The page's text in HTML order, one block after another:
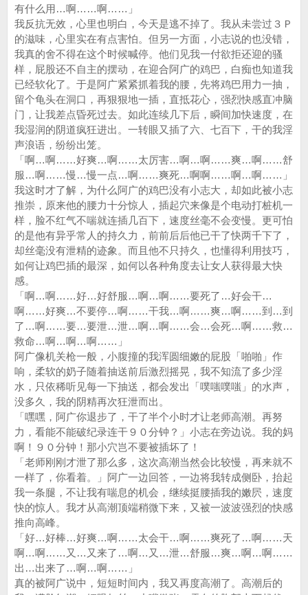
有什么用…啊……啊……」
我反抗无效，心里也明白，今天是逃不掉了。我从未尝过３Ｐ
的滋味，心里实在有点害怕。但另一方面，小志说的也没错，
我真的舍不得在这个时候喊停。他们见我一付欲拒还迎的骚
样，屁股还不自主的摆动，在迎合阿广的鸡巴，白痴也知道我
已经软化了。于是阿广紧紧抓着我的腰，先将鸡巴用力一抽，
留个龟头在洞口，再狠狠地一插，直抵花心，强烈快感直冲脑
门，让我差点昏死过去。如此连续几下后，瞬间加快速度，在
我湿润的阴道疯狂进出。一转眼又插了六、七百下，干的我淫
声浪语，纷纷出笼。
「啊…啊……好爽…啊……太厉害…啊…啊……爽…啊……舒
服…啊……慢…慢一点…啊……爽死…啊啊……啊…啊……」
我这时才了解，为什么阿广的鸡巴没有小志大，却如此被小志
推崇，原来他的腰力十分惊人，插起穴来像是个电动打桩机一
样，脸不红气不喘就连插几百下，速度丝毫不会变慢。更可怕
的是他有异乎常人的持久力，前前后后他已干了快两千下了，
却丝毫没有泄精的迹象。而且他不只持久，也懂得利用技巧，
如何让鸡巴插的最深，如何以各种角度去让女人获得最大快
感。
「啊…啊……好…好舒服…啊…啊……要死了…好会干…
啊……好爽…不要停…啊……干我…啊……爽…啊……到…到
了…啊……要…要泄…泄…啊…啊……会…会死…啊……救…
救命…啊…啊…啊……」
阿广像机关枪一般，小腹撞的我浑圆细嫩的屁股「啪啪」作
响，柔软的奶子随着抽送前后激烈摇晃，我不知流了多少淫
水，只依稀听见每一下抽送，都会发出「噗嗤噗嗤」的水声，
没多久，我的阴精再次狂泄而出。
「嘿嘿，阿广你退步了，干了半个小时才让老师高潮。再努
力，看能不能破纪录连干９０分钟？」小志在旁边说。我的妈
啊！９０分钟！那小穴岂不要被插坏了！
「老师刚刚才泄了那么多，这次高潮当然会比较慢，再来就不
一样了，你看着。」阿广一边回答，一边将我转成侧卧，抬起
我一条腿，不让我有喘息的机会，继续挺腰插我的嫩屄，速度
快的惊人。我才从高潮顶端稍微下来，又被一波波强烈的快感
推向高峰。
「好…好棒…好爽…啊……太会干…啊……爽死了…啊……天
啊…啊……又…又来了…啊…又…泄…舒服…爽…啊…啊……
出…出来了…啊…啊……」
真的被阿广说中，短短时间内，我又再度高潮了。高潮后的